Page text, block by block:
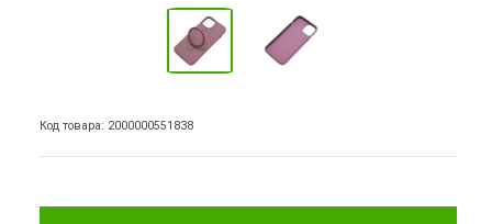
Код товара: 2000000551838